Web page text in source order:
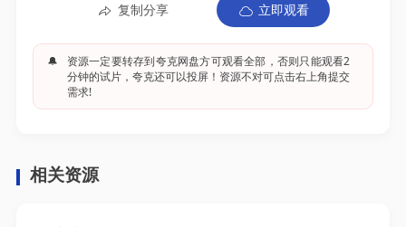
复制分享 立即观看
🔔
资源一定要转存到夸克网盘方可观看全部，否则只能观看2
分钟的试片，夸克还可以投屏！资源不对可点击右上角提交
需求!
相关资源